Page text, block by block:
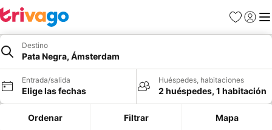
Favoritos
Iniciar
Destino
Pata Negra, Ámsterdam
Entrada/salida
Elige las fechas
Huéspedes, habitaciones
2 huéspedes, 1 habitación
Ordenar Filtrar Mapa